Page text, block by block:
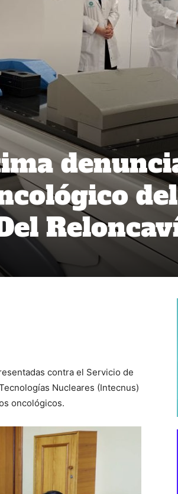
del
contra el Servicio de
Nucleares (Intecnus)
oncológicos.